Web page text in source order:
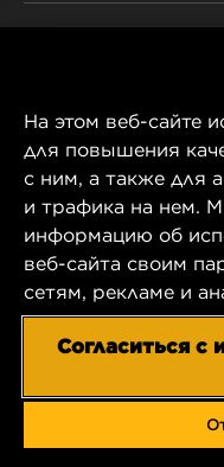
CAREER
COMPANY STORE
DATA PRIVACY
IMPRINT
Instagram
YouTube
1 Wix Way
P.O. Box 1967
Gastonia, NC 28054
US Product &
На этом веб-сайте
для повышения
с ним, а также для
и трафика на нем.
информацию об
веб-сайта своим
сетям, рекламе и
Согласиться с